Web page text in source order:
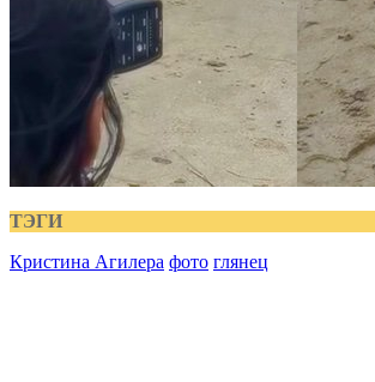
ТЭГИ
Кристина Агилера фото глянец